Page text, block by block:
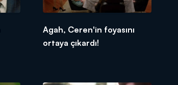
Agah, Ceren'in foyasını
ortaya çıkardı!